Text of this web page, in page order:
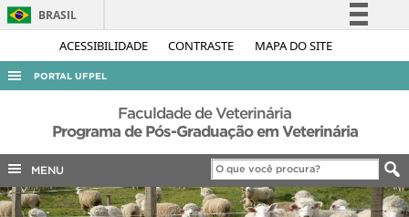
ACESSIBILIDADE CONTRASTE MAPA DO SITE
BRASIL
Simplifique!
Acesso à informação
Legislação
Canais
PORTAL UFPEL
ACESSO À INFORMAÇÃO
AUDITORIA
COBALTO
CONCURSOS
Faculdade de Veterinária
Programa de Pós-Graduação em Veterinária
MENU